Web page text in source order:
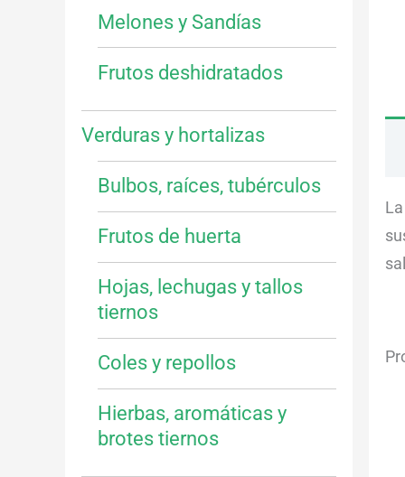
Melones y Sandías
Frutos deshidratados
Verduras y hortalizas
Bulbos, raíces, tubérculos
Frutos de huerta
Hojas, lechugas y tallos
tiernos
Coles y repollos
Hierbas, aromáticas y
brotes tiernos